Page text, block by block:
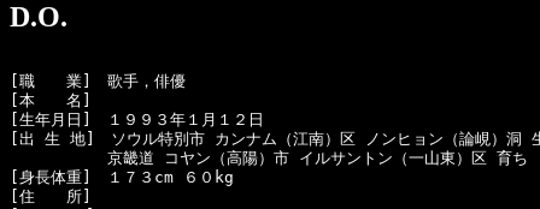
D.O.
[職　　業]　歌手，俳優
[本　　名]
[生年月日]　１９９３年１月１２日
[出 生 地]　ソウル特別市 カンナム（江南）区 ノンヒョン（論峴）洞
  　　　　　京畿道 コヤン（高陽）市 イルサントン（一山東）区 育ち
[身長体重]　１７３cm ６０kg
[住　　所]